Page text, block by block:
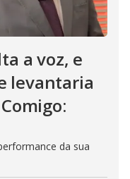
a voz, e
levantaria
da sua